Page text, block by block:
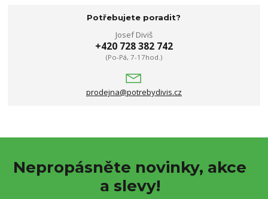
Potřebujete poradit?
Josef Diviš
+420 728 382 742
(Po-Pá, 7-17hod.)
prodejna@potrebydivis.cz
Nepropásněte novinky, akce
a slevy!